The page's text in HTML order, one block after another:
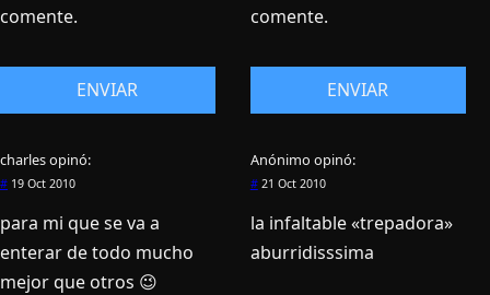
comente.
charlesopinó:
# 19 Oct 2010
para mi que se va a
enterar de todo mucho
mejor que otros 😉
comente.
Anónimo opinó:
#21 Oct 2010
la infaltable «trepadora»
aburridisssima